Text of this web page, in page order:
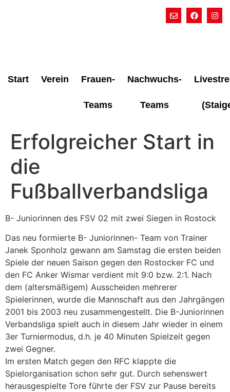
Start Verein Frauen-
Teams
Nachwuchs-
Teams
Erfolgreicher Start in
die
Fußballverbandsliga
B- Juniorinnen des FSV 02 mit zwei Siegen in Rostock
Das neu formierte B- Juniorinnen- Team von Trainer
Janek Sponholz gewann am Samstag die ersten beiden
Spiele der neuen Saison gegen den Rostocker FC und
den FC Anker Wismar verdient mit 9:0 bzw. 2:1. Nach
dem (altersmäßigem) Ausscheiden mehrerer
Spielerinnen, wurde die Mannschaft aus den Jahrgängen
2001 bis 2003 neu zusammengestellt. Die B-Juniorinnen
Verbandsliga spielt auch in diesem Jahr wieder in einem
3er Turniermodus, d.h. je 40 Minuten Spielzeit gegen
zwei Gegner.
Im ersten Match gegen den RFC klappte die
Spielorganisation schon sehr gut. Durch sehenswert
herausgespielte Tore führte der FSV zur Pause bereits